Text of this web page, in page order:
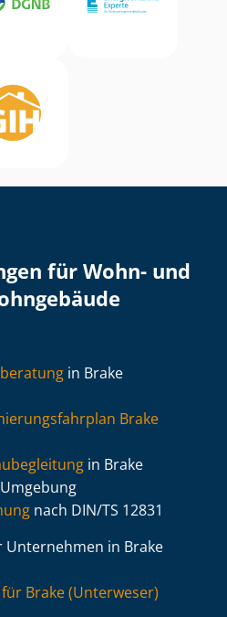
für Wohn- und
in Brake
Brake
in Brake
nach DIN/TS 12831
Unternehmen in Brake
Brake (Unterweser)